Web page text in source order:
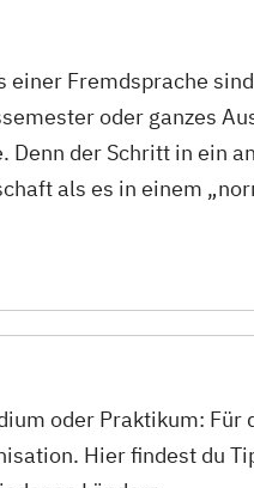
Fremdsprache
oder ganzes
der Schritt in ein
als es in einem
oder Praktikum: Für
Hier findest du